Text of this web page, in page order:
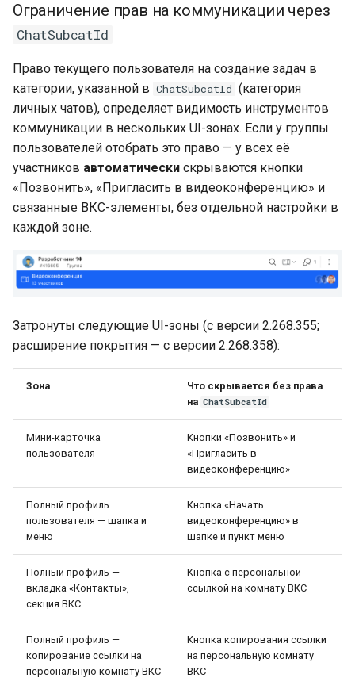
Ограничение прав на коммуникации через
ChatSubcatId
Право текущего пользователя на создание задач в
категории, указанной в ChatSubcatId (категория
личных чатов), определяет видимость инструментов
коммуникации в нескольких UI-зонах. Если у группы
пользователей отобрать это право — у всех её
участников автоматически скрываются кнопки
«Позвонить», «Пригласить в видеоконференцию» и
связанные ВКС-элементы, без отдельной настройки в
каждой зоне.
Затронуты следующие UI-зоны (с версии 2.268.355;
расширение покрытия — с версии 2.268.358):
Зона
Что скрывается без права
на ChatSubcatId
Мини-карточка
пользователя
Кнопки «Позвонить» и
«Пригласить в
видеоконференцию»
Полный профиль
пользователя — шапка и
меню
Кнопка «Начать
видеоконференцию» в
шапке и пункт меню
Полный профиль —
вкладка «Контакты»,
секция ВКС
Кнопка с персональной
ссылкой на комнату ВКС
Полный профиль —
копирование ссылки на
персональную комнату ВКС
Кнопка копирования ссылки
на персональную комнату
ВКС